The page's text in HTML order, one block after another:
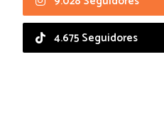
4.675 Seguidores